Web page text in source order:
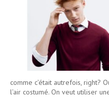
comme c’était autrefois, right?
l’air costumé. On veut utiliser